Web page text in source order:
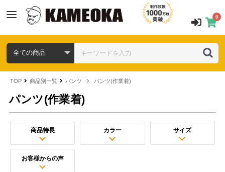
0
TOP 商品別一覧 パンツ パンツ(作業着)
パンツ(作業着)
商品特長 カラー サイズ
お客様からの声